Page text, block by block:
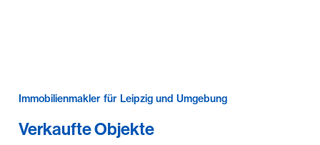
Immobilienmakler für Leipzig und Umgebung
Verkaufte Objekte